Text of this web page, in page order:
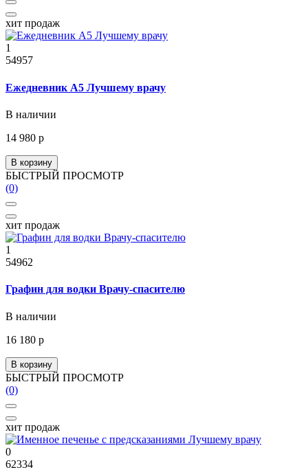
хит продаж
1
54957
Ежедневник А5 Лучшему врачу
В наличии
14 980 р
В корзину
БЫСТРЫЙ ПРОСМОТР
(0)
хит продаж
1
54962
Графин для водки Врачу-спасителю
В наличии
16 180 р
В корзину
БЫСТРЫЙ ПРОСМОТР
(0)
хит продаж
0
62334